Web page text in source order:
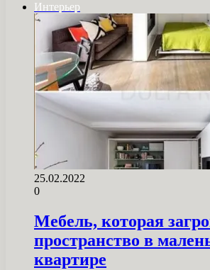
Интерьер
25.02.2022
0
Мебель, которая
пространство в
квартире